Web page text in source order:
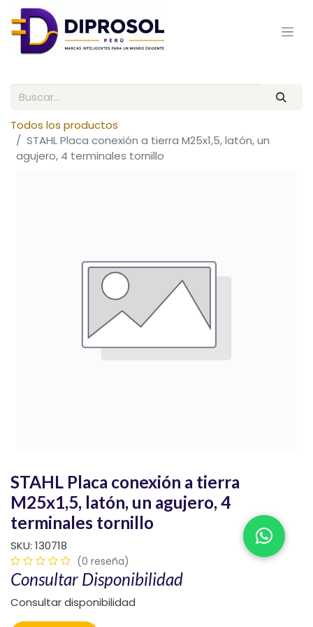
Todos los productos
STAHL Placa conexión a tierra M25x1,5, latón, un
agujero, 4 terminales tornillo
STAHL Placa conexión a tierra
M25x1,5, latón, un agujero, 4
terminales tornillo
SKU: 130718
(0 reseña)
Consultar Disponibilidad
Consultar disponibilidad